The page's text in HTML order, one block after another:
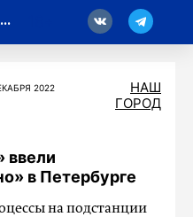
Мама сбитых в Пушкине девочек-близняшек рассказала, как прошло первое заседание
2022
НАШ
ГОРОД
ввели
в Петербурге
на подстанции